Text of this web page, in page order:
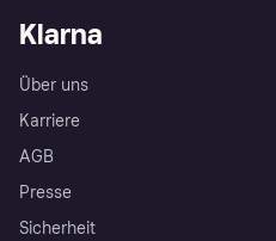
Klarna
Über uns
Karriere
AGB
Presse
Sicherheit